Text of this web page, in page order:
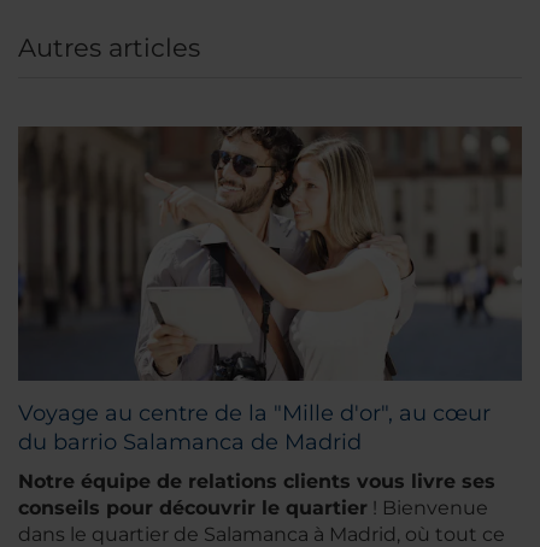
Autres articles
Voyage au centre de la "Mille d'or", au cœur
du barrio Salamanca de Madrid
Notre équipe de relations clients vous livre ses
conseils pour découvrir le quartier ! Bienvenue
dans le quartier de Salamanca à Madrid, où tout ce